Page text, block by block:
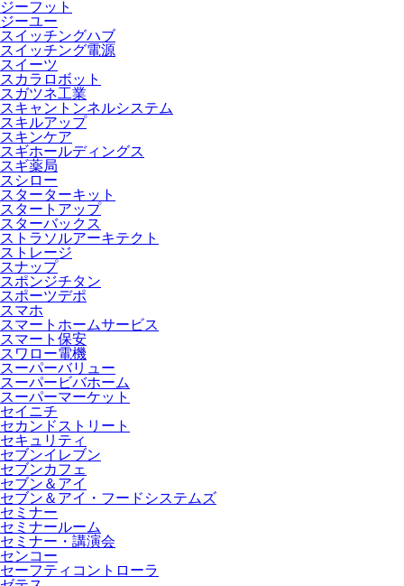
ジーフット
ジーユー
スイッチングハブ
スイッチング電源
スイーツ
スカラロボット
スガツネ工業
スキャントンネルシステム
スキルアップ
スキンケア
スギホールディングス
スギ薬局
スシロー
スターターキット
スタートアップ
スターバックス
ストラソルアーキテクト
ストレージ
スナップ
スポンジチタン
スポーツデポ
スマホ
スマートホームサービス
スマート保安
スワロー電機
スーパーバリュー
スーパービバホーム
スーパーマーケット
セイニチ
セカンドストリート
セキュリティ
セブンイレブン
セブンカフェ
セブン＆アイ
セブン＆アイ・フードシステムズ
セミナー
セミナールーム
セミナー・講演会
センコー
セーフティコントローラ